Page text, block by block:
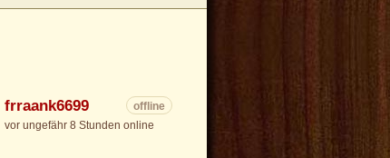
frraank6699
offline
vor ungefähr 8 Stunden online